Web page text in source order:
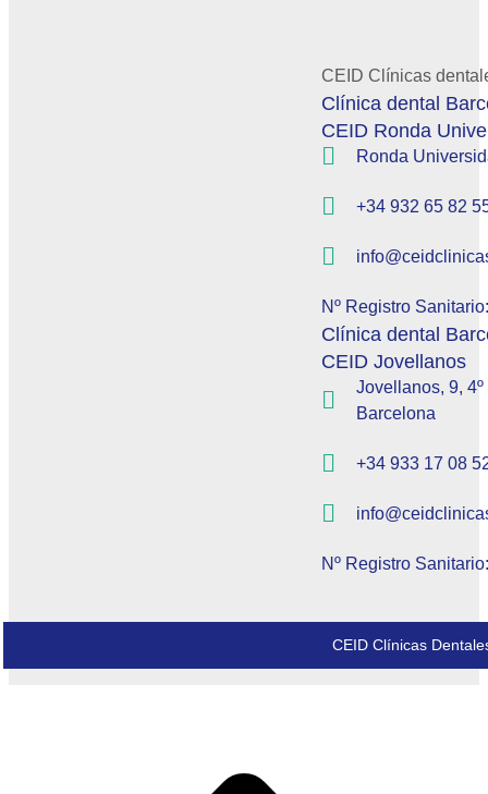
CEID Clínicas
Clínica dental
CEID Ronda
Ronda
+34 932 65 82
Nº Registro
Clínica dental
CEID Jovellanos
Jovellanos, 9, 4º
Barcelona
+34 933 17 08
Nº Registro
CEID Clínicas